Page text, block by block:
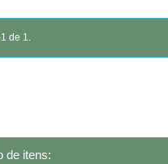
de 1.
de itens: